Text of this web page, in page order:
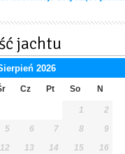
jachtu
2026
Cz Pt So N
1
2
5 6 7 8
9
12 13 14 15
16